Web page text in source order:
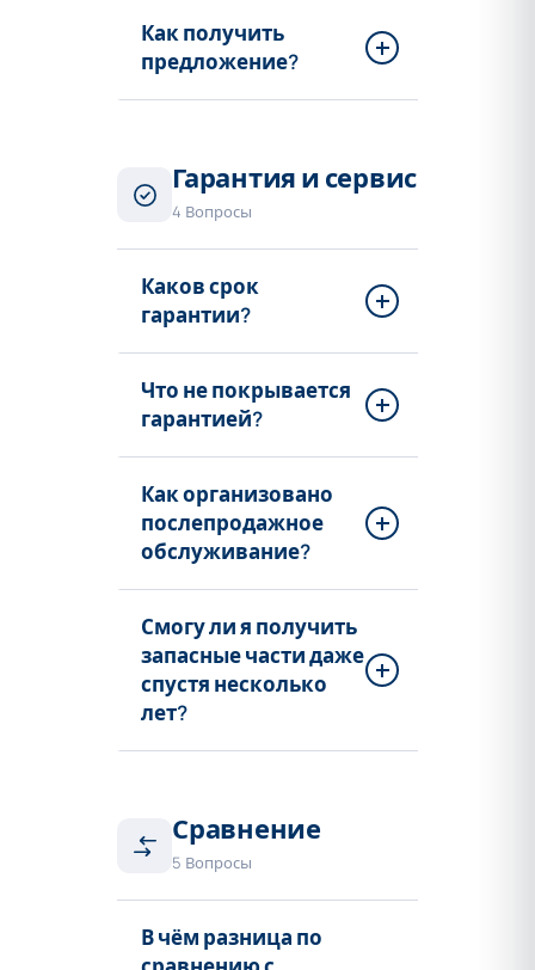
Как получить
предложение?
Гарантия и сервис
4 Вопросы
Каков срок
гарантии?
Что не покрывается
гарантией?
Как организовано
послепродажное
обслуживание?
Смогу ли я получить
запасные части даже
спустя несколько
лет?
Сравнение
5 Вопросы
В чём разница по